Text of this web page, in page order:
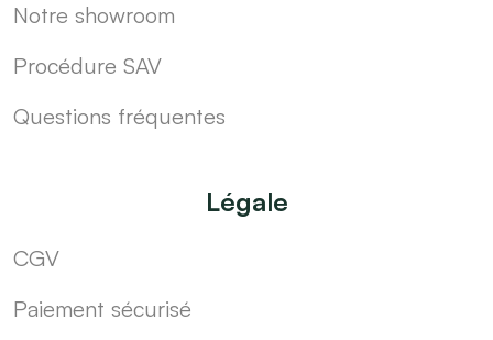
Notre showroom
Procédure SAV
Questions fréquentes
Légale
CGV
Paiement sécurisé